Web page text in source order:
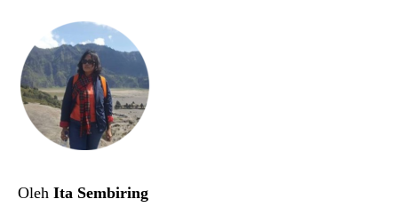
Oleh Ita Sembiring